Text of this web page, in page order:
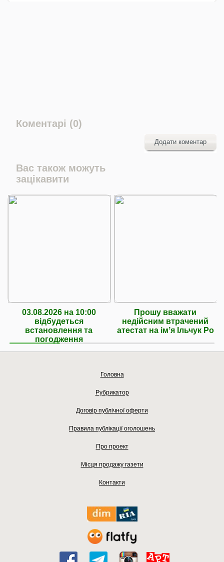
Коментарі (0)
Додати коментар
Вас також можуть
зацікавити
03.08.2026 на 10:00
відбудеться
встановлення та
погодження
Прошу вважати
недійсним втрачений
атестат на імʼя Ільчук Ро
Головна
Рубрикатор
Договір публічної оферти
Правила публікації оголошень
Про проект
Місця продажу газети
Контакти